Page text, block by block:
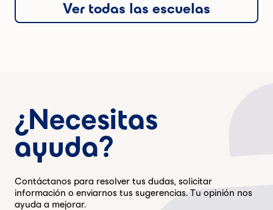
Ver todas las escuelas
¿Necesitas
ayuda?
Contáctanos para resolver tus dudas, solicitar
información o enviarnos tus sugerencias. Tu opinión nos
ayuda a mejorar.